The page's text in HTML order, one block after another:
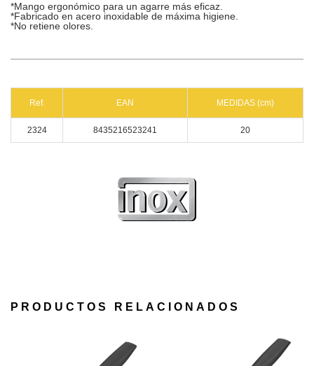
*Mango ergonómico para un agarre más eficaz.
*Fabricado en acero inoxidable de máxima higiene.
*No retiene olores.
Ref. EAN MEDIDAS (cm)
2324 8435216523241 20
PRODUCTOS RELACIONADOS